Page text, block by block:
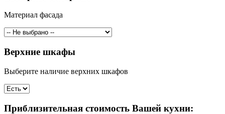
Материал фасада
Верхние шкафы
Выберите наличие верхних шкафов
Приблизительная стоимость Вашей кухни: